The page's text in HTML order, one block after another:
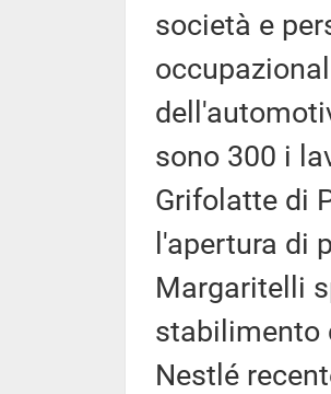
società e
sono 300 i
Grifolatte di
l'apertura di
Margaritelli
stabilimento
Nestlé